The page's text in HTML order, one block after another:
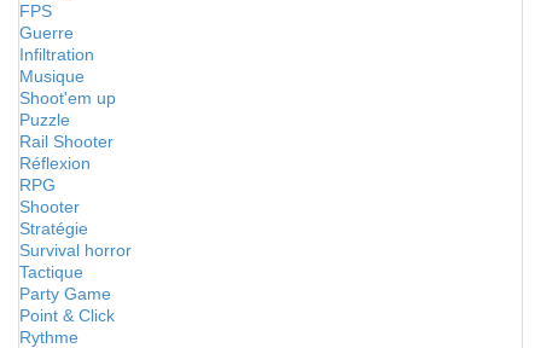
FPS
Guerre
Infiltration
Musique
Shoot'em up
Puzzle
Rail Shooter
Réflexion
RPG
Shooter
Stratégie
Survival horror
Tactique
Party Game
Point & Click
Rythme